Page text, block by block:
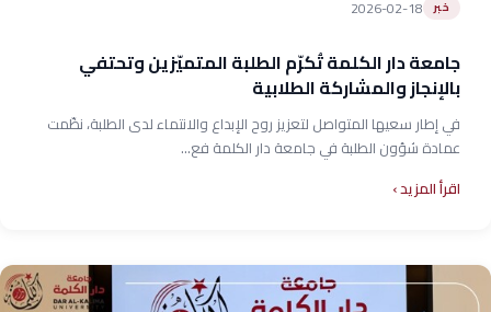
خبر 2026-02-18
جامعة دار الكلمة تُكرّم الطلبة المتميّزين وتحتفي
بالإنجاز والمشاركة الطلابية
في إطار سعيها المتواصل لتعزيز روح الإبداع والانتماء لدى الطلبة، نظّمت
عمادة شؤون الطلبة في جامعة دار الكلمة فع...
اقرأ المزيد